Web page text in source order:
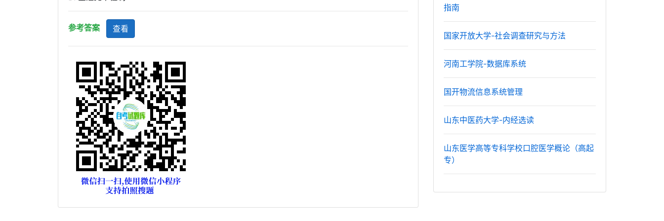
参考答案 查看
指南
国家开放大学-社会调查研究与方法
河南工学院-数据库系统
国开物流信息系统管理
山东中医药大学-内经选读
山东医学高等专科学校口腔医学概论（高起
专）